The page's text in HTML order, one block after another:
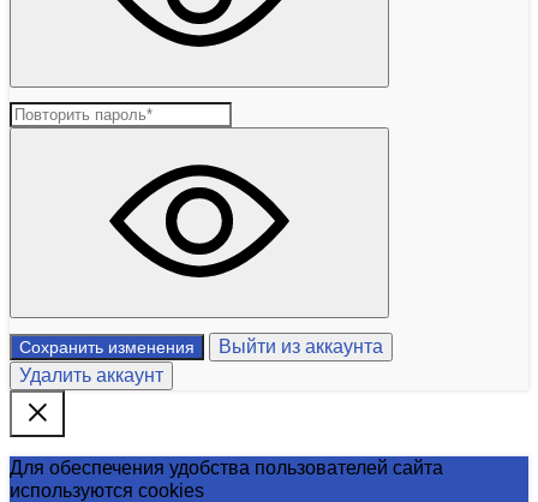
Сохранить изменения
Выйти из аккаунта
Удалить аккаунт
Для обеспечения удобства пользователей сайта
используются cookies